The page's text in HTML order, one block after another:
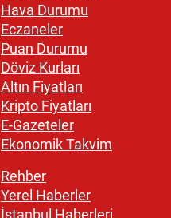
Hava Durumu
Eczaneler
Puan Durumu
Döviz Kurları
Altın Fiyatları
Kripto Fiyatları
E-Gazeteler
Ekonomik Takvim
Rehber
Yerel Haberler
İstanbul Haberleri